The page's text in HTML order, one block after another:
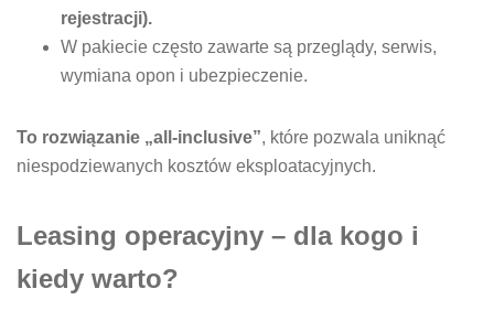
rejestracji).
W pakiecie często zawarte są przeglądy, serwis,
wymiana opon i ubezpieczenie.
To rozwiązanie „all-inclusive”, które pozwala uniknąć
niespodziewanych kosztów eksploatacyjnych.
Leasing operacyjny – dla kogo i
kiedy warto?